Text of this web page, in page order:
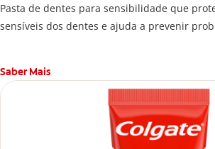
Pasta de dentes para sensibilidade que
sensíveis dos dentes e ajuda a prevenir
Saber Mais